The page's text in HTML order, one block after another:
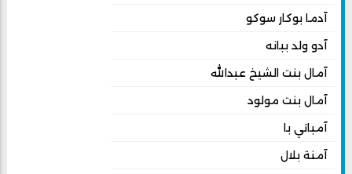
آدما بوكار سوكو
آدو ولد ببانه
آمال بنت الشيخ عبدالله
آمال بنت مولود
آمباتي با
آمنة بلال